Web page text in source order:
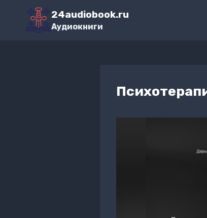
Перейти
содержимому
24audiobook.ru
Аудиокниги